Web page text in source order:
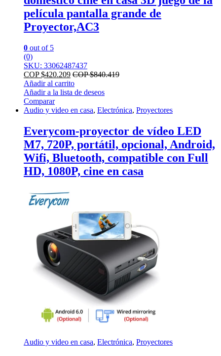
película pantalla grande de
Proyector,AC3
0 out of 5
(0)
SKU: 33062487437
COP $420.209 COP $840.419
Añadir al carrito
Añadir a la lista de deseos
Comparar
Audio y video en casa, Electrónica, Proyectores
Everycom-proyector de vídeo LED
M7, 720P, portátil, opcional, Android,
Wifi, Bluetooth, compatible con Full
HD, 1080P, cine en casa
Audio y video en casa, Electrónica, Proyectores